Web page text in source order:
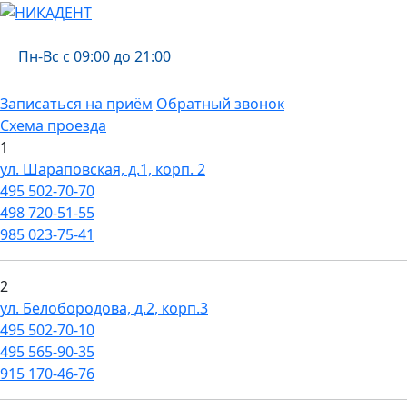
Пн-Вс с 09:00 до 21:00
Записаться на приём Обратный звонок
Схема проезда
1
ул. Шараповская, д.1, корп. 2
495 502-70-70
498720-51-55
985023-75-41
2
ул. Белобородова, д.2, корп.3
495 502-70-10
495 565-90-35
915 170-46-76